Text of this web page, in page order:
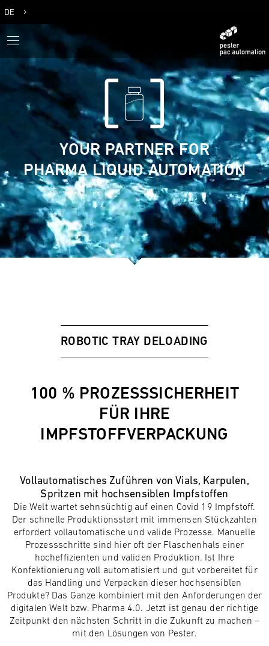
DE
YOUR PARTNER FOR
PHARMA LIQUID AUTOMATION
ROBOTIC TRAY DELOADING
100 % PROZESSSICHERHEIT
FÜR IHRE
IMPFSTOFFVERPACKUNG
Vollautomatisches Zuführen von Vials, Karpulen,
Spritzen mit hochsensiblen Impfstoffen
Die Welt wartet sehnsüchtig auf einen Covid 19 Impfstoff.
Der schnelle Produktionsstart mit immensen Stückzahlen
erfordert vollautomatische und valide Prozesse. Manuelle
Prozessschritte sind hier oft der Flaschenhals einer
hocheffizienten und validen Produktion. Ist Ihre
Konfektionierung voll automatisiert und gut vorbereitet für
das Handling und Verpacken dieser hochsensiblen
Produkte? Das Ganze kombiniert mit den Anforderungen der
digitalen Welt bzw. Pharma 4.0. Jetzt ist genau der richtige
Zeitpunkt den nächsten Schritt in die Zukunft zu machen –
mit den Lösungen von Pester.